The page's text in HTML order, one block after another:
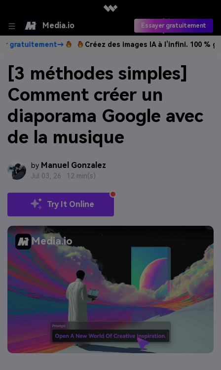
Media.io Essayer gratuitement
Créez des images IA à l’infini. 100 % gratuit!
[3 méthodes simples]
Comment créer un
diaporama Google avec
de la musique
by Manuel Gonzalez
Jul 03, 26 · 12 min(s)
Try It Online
Media.io